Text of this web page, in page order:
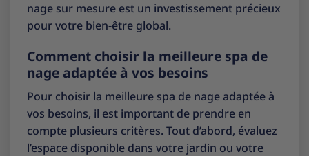
nage sur mesure est un investissement précieux
pour votre bien-être global.
Comment choisir la meilleure spa de
nage adaptée à vos besoins
Pour choisir la meilleure spa de nage adaptée à
vos besoins, il est important de prendre en
compte plusieurs critères. Tout d’abord, évaluez
l’espace disponible dans votre jardin ou votre